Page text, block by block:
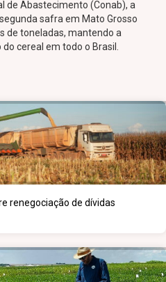
de Abastecimento (Conab), a
safra em Mato Grosso
de toneladas, mantendo a
cereal em todo o Brasil.
renegociação de dívidas